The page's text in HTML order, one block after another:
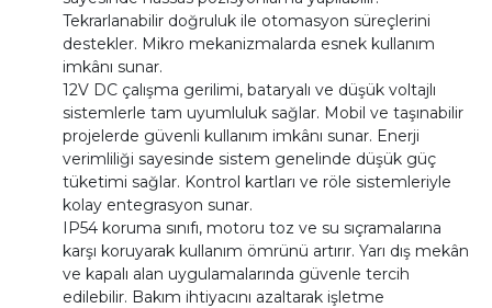
Tekrarlanabilir doğruluk ile otomasyon süreçlerini
destekler. Mikro mekanizmalarda esnek kullanım
imkânı sunar.
12V DC çalışma gerilimi, bataryalı ve düşük voltajlı
sistemlerle tam uyumluluk sağlar. Mobil ve taşınabilir
projelerde güvenli kullanım imkânı sunar. Enerji
verimliliği sayesinde sistem genelinde düşük güç
tüketimi sağlar. Kontrol kartları ve röle sistemleriyle
kolay entegrasyon sunar.
IP54 koruma sınıfı, motoru toz ve su sıçramalarına
karşı koruyarak kullanım ömrünü artırır. Yarı dış mekân
ve kapalı alan uygulamalarında güvenle tercih
edilebilir. Bakım ihtiyacını azaltarak işletme